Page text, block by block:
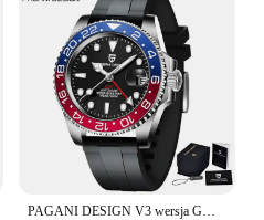
PAGANI DESIGN V3 wersja GMT męski luksusowy szafirowy automatyczny zegarek mechaniczny 40MM wodoodporny zegarek ze stali nierdzewnej